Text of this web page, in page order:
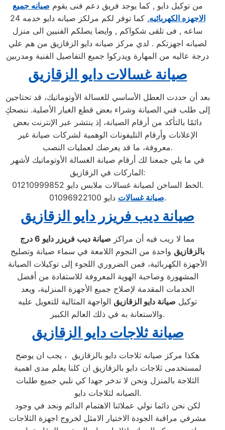
من توكيل دايو , كما يوجد فريق دعم فنى يقوم صيانه جميع
الاجهزه الكهربائيه
, كما توفر لكم مرلكز صيانه دايو خدمه 24
ساعه , فى تلقى شكواكم , وايضا يصلكم الفنيين الى منزل
لصيانه اجهزتكم . لدي مركز صيانه دايو الزقازيق من هم علي
درجة عاليه من المهارة ويدركوا جميع التفاصيل الفنية ومدربين
صيانة غسالات دايو الزقازيق
بعد أن حددت العطل الأساسي للغسالة الأوتوماتيك، قد تحتاجين
إلى طلب فني الصيانة وشراء بعض قطع الغيار الأصلية. ننصحكِ
دائمًا بالتأكد من أرقام الصيانة، إذ ينتشر عبر الإنترنت بعض
الإعلانات وأرقام التليفونات الوهمية لشركات صيانة غير
معروفة، ما قد يعرضك لعمليات النصب.
في ما يلي جمعنا لك أرقام صيانة الغسالة الأوتوماتيك لأشهر
الماركات في الزقازيق:
الخط الساخن لصيانة غسالات ملابس دايو 01210999852.
صيانة غسالاتدايو 01096922100.
صيانة ديب فريزر دايو الزقازيق
مما لا ريب فيه أن مراكز صيانة ديب فريزر دايو
6 درج
بالزقازيق واحدة من النجوم اللامعة في سماء صيانة وتصليح
الأجهزة الكهربائية، فمن الضروري اللجوء إلى توكيلات الصيانة
المشهورة وصاحبة الهوية المعروفة للاستفادة من أفضل
الخدمات المقدمة لإصلاح جميع الأجهزة المنزلية، ويعد
توكيل صيانة دايو الزقازيق الواجهة المثالية للتعويل عليه
والاستعانة به في ذلك العالم الكبير.
صيانة ثلاجات دايو الزقازيق
هكذا مركز صيانه ثلاجات دايو بالزقازيق ، يجب ان يوضح
لمستخدمى ثلاجات دايو بالزقازيق ان كلنا يعلم مدى اهمية
الثلاجة بالمنزل ونحن لا ندخر جهدا كي نلبي جميع طلبات
الصيانه لثلاجات دايو.
لكن نحن دائما نولي عملائنا الاهتمام الدائم ونجد في وجود
مشرفي مراقبة الجودة الاختيار الامثل لخروج اجهزة الثلاجات